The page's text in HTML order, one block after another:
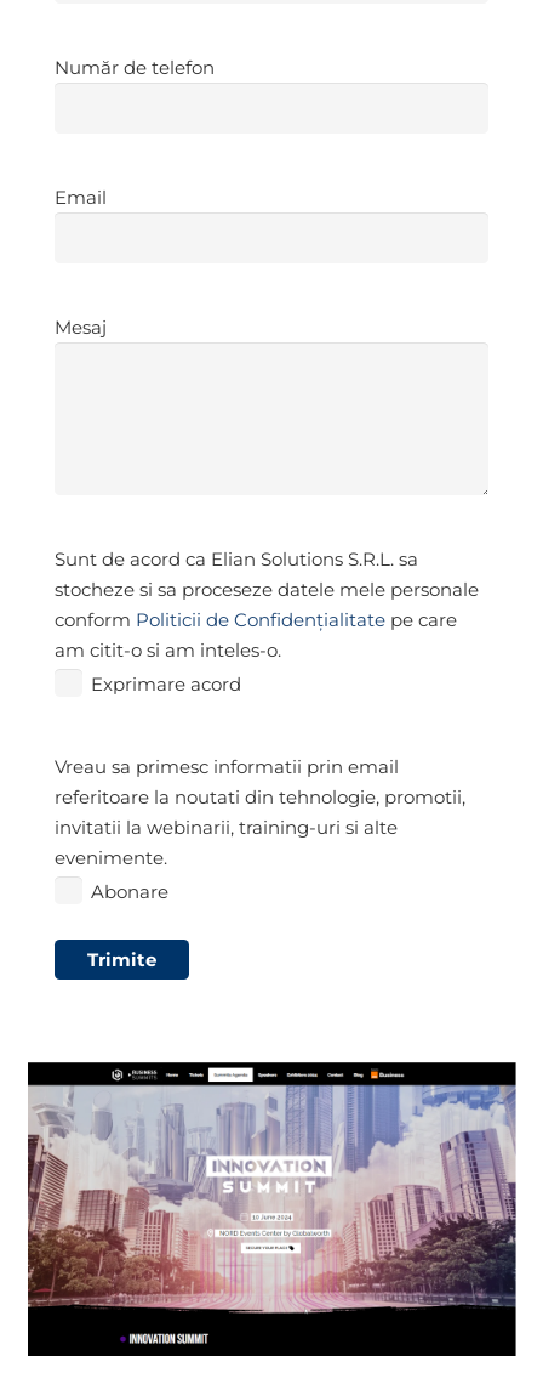
Număr
Număr de telefon
Email
Email
Mesaj
Mesaj
Exprimare
acord*
Sunt de acord ca Elian Solutions S.R.L. sa
stocheze si sa proceseze datele mele personale
conform Politicii de Confidențialitate pe care
am citit-o si am inteles-o.
Exprimare acord
Abonare
Vreau sa primesc informatii prin email
referitoare la noutati din tehnologie, promotii,
invitatii la webinarii, training-uri si alte
evenimente.
Abonare
Trimite